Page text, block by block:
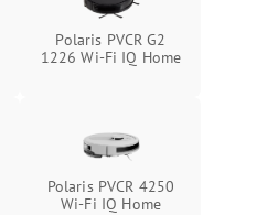
Polaris PVCR G2
1226 Wi-Fi IQ Home
Polaris PVCR 4250
Wi-Fi IQ Home